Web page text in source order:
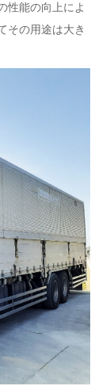
性能の向上によ
その用途は大き